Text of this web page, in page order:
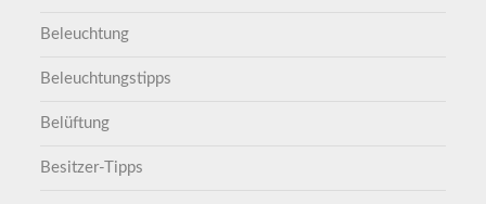
Beleuchtung
Beleuchtungstipps
Belüftung
Besitzer-Tipps